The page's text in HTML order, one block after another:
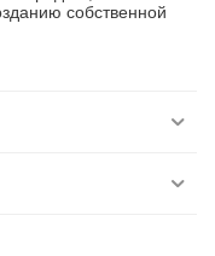
собственной